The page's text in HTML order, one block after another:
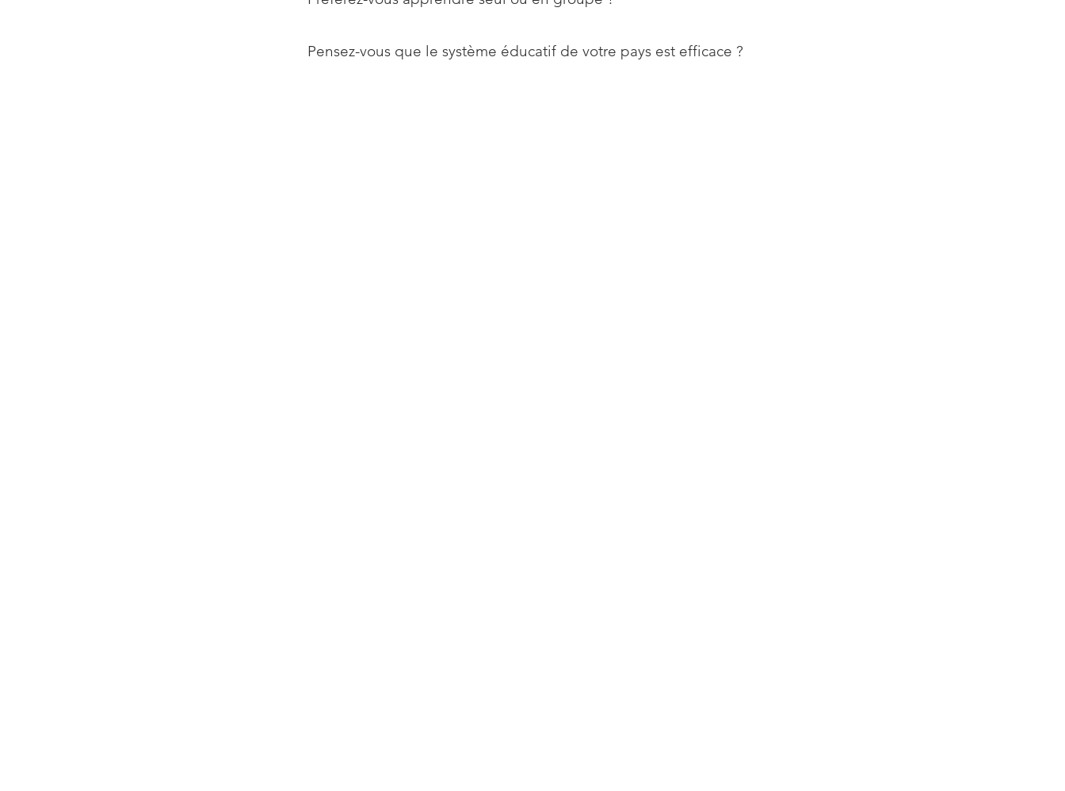
Pensez-vous que le système éducatif de votre pays est efficace ?